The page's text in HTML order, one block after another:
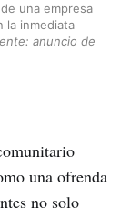
una empresa
la inmediata
anuncio de
una ofrenda
no solo